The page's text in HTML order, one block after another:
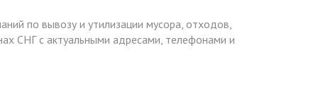
по вывозу и утилизации мусора, отходов,
СНГ с актуальными адресами, телефонами и